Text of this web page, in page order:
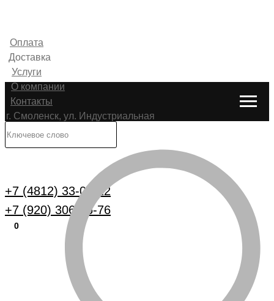
Оплата
Доставка
Услуги
О компании
Контакты
г. Смоленск, ул. Индустриальная
+7 (4812) 33-00-22
+7 (920) 306-25-76
0